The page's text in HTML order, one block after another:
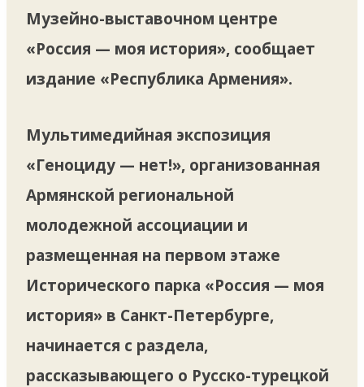
Музейно-выставочном центре
«Россия — моя история», сообщает
издание «Республика Армения».
Мультимедийная экспозиция
«Геноциду — нет!», организованная
Армянской региональной
молодежной ассоциации и
размещенная на первом этаже
Исторического парка «Россия — моя
история» в Санкт-Петербурге,
начинается с раздела,
рассказывающего о Русско-турецкой